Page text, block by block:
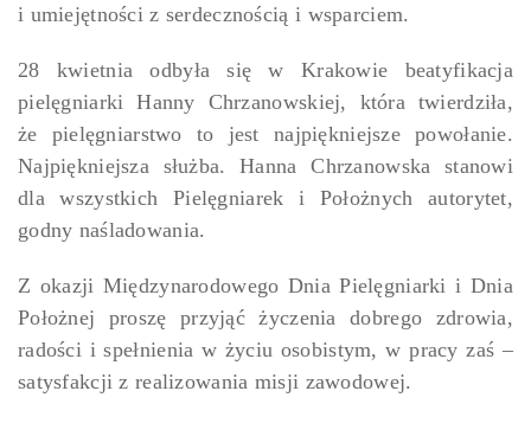
i umiejętności z serdecznością i wsparciem.
28 kwietnia odbyła się w Krakowie beatyfikacja
pielęgniarki Hanny Chrzanowskiej, która twierdziła,
że pielęgniarstwo to jest najpiękniejsze powołanie.
Najpiękniejsza służba. Hanna Chrzanowska stanowi
dla wszystkich Pielęgniarek i Położnych autorytet,
godny naśladowania.
Z okazji Międzynarodowego Dnia Pielęgniarki i Dnia
Położnej proszę przyjąć życzenia dobrego zdrowia,
radości i spełnienia w życiu osobistym, w pracy zaś –
satysfakcji z realizowania misji zawodowej.